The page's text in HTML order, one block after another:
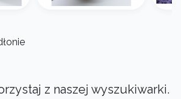
z naszej wyszukiwarki.